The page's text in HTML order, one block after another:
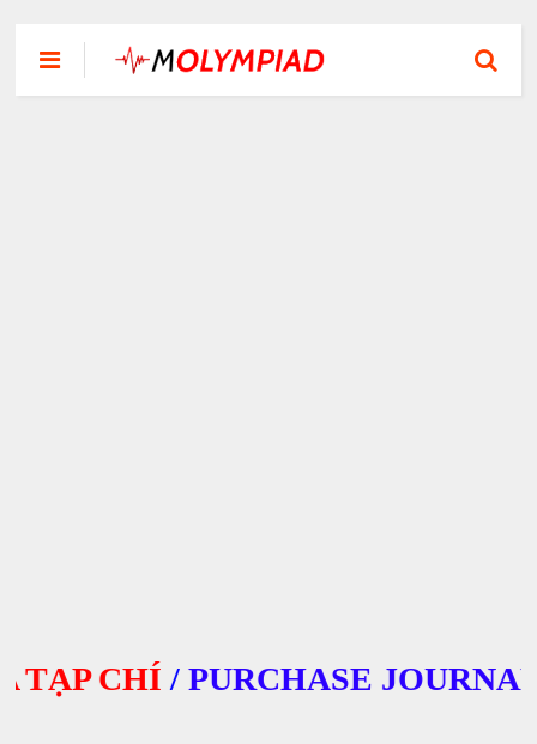
CHÍ/PURCHASE JOURNALS